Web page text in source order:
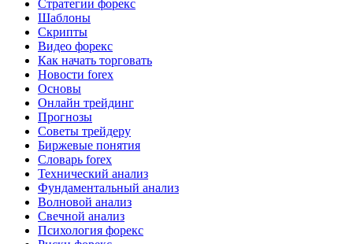
Стратегии форекс
Шаблоны
Скрипты
Видео форекс
Как начать торговать
Новости forex
Основы
Онлайн трейдинг
Прогнозы
Советы трейдеру
Биржевые понятия
Словарь forex
Технический анализ
Фундаментальный анализ
Волновой анализ
Свечной анализ
Психология форекс